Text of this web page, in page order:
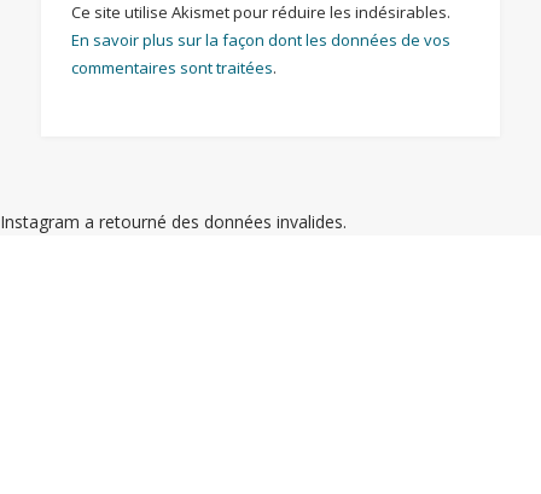
Ce site utilise Akismet pour réduire les indésirables.
En savoir plus sur la façon dont les données de vos
commentaires sont traitées.
Instagram a retourné des données invalides.